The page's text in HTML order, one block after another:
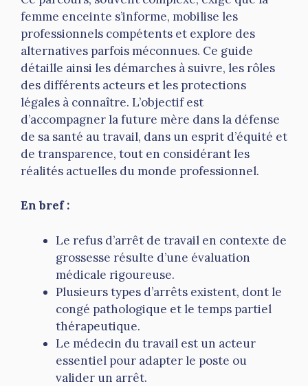
femme enceinte s’informe, mobilise les
professionnels compétents et explore des
alternatives parfois méconnues. Ce guide
détaille ainsi les démarches à suivre, les rôles
des différents acteurs et les protections
légales à connaître. L’objectif est
d’accompagner la future mère dans la défense
de sa santé au travail, dans un esprit d’équité et
de transparence, tout en considérant les
réalités actuelles du monde professionnel.
En bref :
Le refus d’arrêt de travail en contexte de
grossesse résulte d’une évaluation
médicale rigoureuse.
Plusieurs types d’arrêts existent, dont le
congé pathologique et le temps partiel
thérapeutique.
Le médecin du travail est un acteur
essentiel pour adapter le poste ou
valider un arrêt.